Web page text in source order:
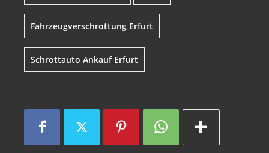
Fahrzeugverschrottung Erfurt
Schrottauto Ankauf Erfurt